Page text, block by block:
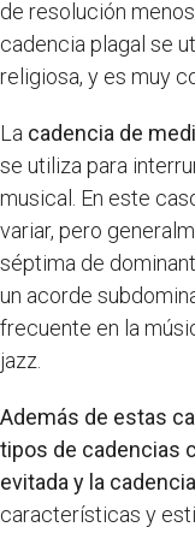
de resolución
cadencia plagal se
religiosa, y es muy
La cadencia de
se utiliza para
musical. En este
variar, pero
séptima de
un acorde
frecuente en la
jazz.
Además de estas
tipos de cadencias
evitada y la
características y